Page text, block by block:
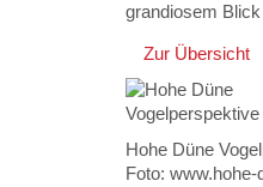
grandiosem
Zur Übersicht
Hohe Düne
Foto: www.hohe-